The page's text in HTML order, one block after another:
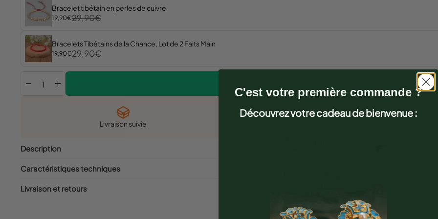
Bracelet tibétain en perles de cuivre
19,90€29,90€
Bracelets Tibétains de la Chance, Lot de 2 Faits Main
19,90€29,90€
remove add
Livraison suivie
Description
Caractéristiques techniques
Livraison et retours
C'est votre première commande ?
Découvrez votre cadeau de bienvenue :